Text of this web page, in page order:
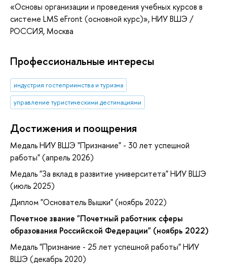
«Основы организации и проведения учебных курсов в
системе LMS eFront (основной курс)», НИУ ВШЭ /
РОССИЯ, Москва
Профессиональные интересы
индустрия гостеприимства и туризма
управление туристическими дестинациями
Достижения и поощрения
Медаль НИУ ВШЭ "Признание" - 30 лет успешной
работы" (апрель 2026)
Медаль "За вклад в развитие университета" НИУ ВШЭ
(июль 2025)
Диплом "Основатель Вышки" (ноябрь 2022)
Почетное звание "Почетный работник сферы
образования Российской Федерации" (ноябрь 2022)
Медаль "Признание - 25 лет успешной работы" НИУ
ВШЭ (декабрь 2020)